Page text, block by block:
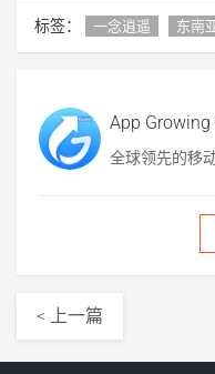
标签： 一念逍遥 东南
App Growing
全球领先的移
< 上一篇